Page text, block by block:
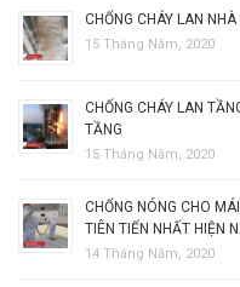
CHỐNG CHÁY LAN
15 Tháng Năm, 2020
CHỐNG CHÁY LAN
TẦNG
15 Tháng Năm, 2020
CHỐNG NÓNG CHO
TIÊN TIẾN NHẤT HIỆN
14 Tháng Năm, 2020